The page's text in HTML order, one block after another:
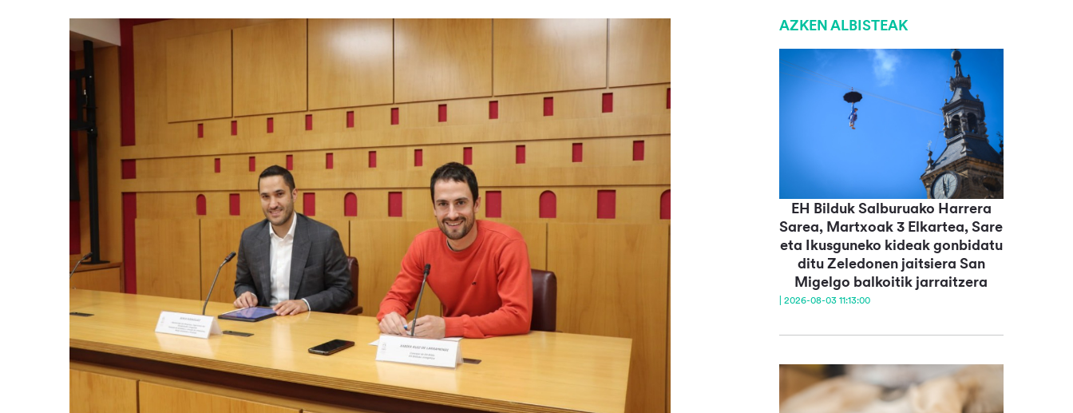
AZKEN ALBISTEAK
EH Bilduk Salburuako Harrera
Sarea, Martxoak 3 Elkartea, Sare
eta Ikusguneko kideak gonbidatu
ditu Zeledonen jaitsiera San
Migelgo balkoitik jarraitzera
| 2026-08-03 11:13:00